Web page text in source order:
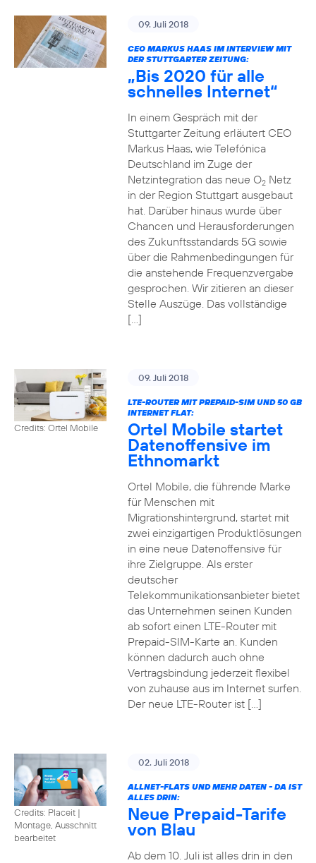
09. Juli 2018
CEO MARKUS HAAS IM INTERVIEW MIT
DER STUTTGARTER ZEITUNG:
„Bis 2020 für alle
schnelles Internet“
In einem Gespräch mit der
Stuttgarter Zeitung erläutert CEO
Markus Haas, wie Telefónica
Deutschland im Zuge der
Netzintegration das neue O2Netz
in der Region Stuttgart ausgebaut
hat. Darüber hinaus wurde über
Chancen und Herausforderungen
des Zukunftsstandards 5G sowie
über die Rahmenbedingungen für
die anstehende Frequenzvergabe
gesprochen. Wir zitieren an dieser
Stelle Auszüge. Das vollständige
[…]
Credits: Ortel Mobile
09. Juli 2018
LTE-ROUTER MIT PREPAID-SIM UND 50 GB
INTERNET FLAT:
Ortel Mobile startet
Datenoffensive im
Ethnomarkt
Ortel Mobile, die führende Marke
für Menschen mit
Migrationshintergrund, startet mit
zwei einzigartigen Produktlösungen
in eine neue Datenoffensive für
ihre Zielgruppe. Als erster
deutscher
Telekommunikationsanbieter bietet
das Unternehmen seinen Kunden
ab sofort einen LTE-Router mit
Prepaid-SIM-Karte an. Kunden
können dadurch auch ohne
Vertragsbindung jederzeit flexibel
von zuhause aus im Internet surfen.
Der neue LTE-Router ist […]
Credits: Placeit |
Montage, Ausschnitt
bearbeitet
02. Juli 2018
ALLNET-FLATS UND MEHR DATEN - DA IST
ALLES DRIN:
Neue Prepaid-Tarife
von Blau
Ab dem 10. Juli ist alles drin in den